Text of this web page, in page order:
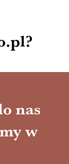
nas
w